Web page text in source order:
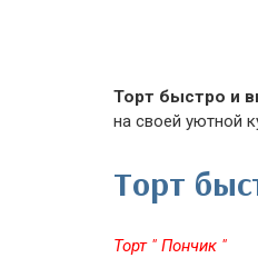
Торт быстро и
на своей уютной
Торт
Торт " Пончик "